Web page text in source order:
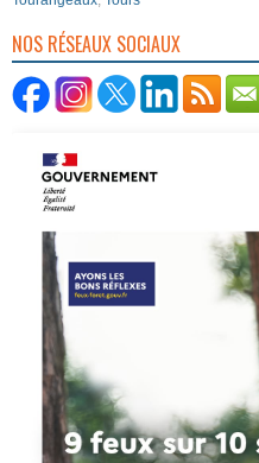
NOS RÉSEAUX SOCIAUX